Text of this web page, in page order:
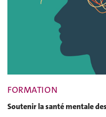
FORMATION
Soutenir la santé mentale